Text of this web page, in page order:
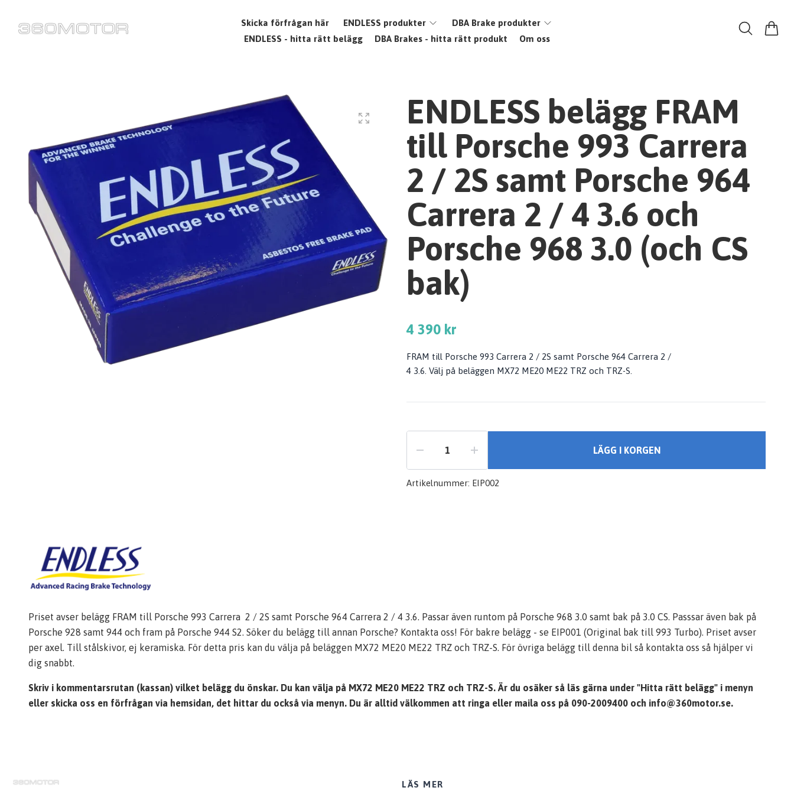
Skicka förfrågan här ENDLESS produkter
DBA Brake produkter
ENDLESS - hitta rätt belägg
DBA Brakes - hitta rätt produkt Om oss
ENDLESS belägg FRAM
till Porsche 993 Carrera
2 / 2S samt Porsche 964
Carrera 2 / 4 3.6 och
Porsche 968 3.0 (och CS
bak)
4 390 kr
FRAM till Porsche 993 Carrera 2 / 2S samt Porsche 964 Carrera 2 /
4 3.6. Välj på beläggen MX72 ME20 ME22 TRZ och TRZ-S.
LÄGG I KORGEN
Artikelnummer: EIP002
Priset avser belägg FRAM till Porsche 993 Carrera 2 / 2S samt Porsche 964 Carrera 2 / 4 3.6. Passar även runtom på Porsche 968 3.0 samt bak på 3.0 CS. Passsar även bak på
Porsche 928 samt 944 och fram på Porsche 944 S2. Söker du belägg till annan Porsche? Kontakta oss! För bakre belägg - se EIP001 (Original bak till 993 Turbo). Priset avser
per axel. Till stålskivor, ej keramiska. För detta pris kan du välja på beläggen MX72 ME20 ME22 TRZ och TRZ-S. För övriga belägg till denna bil så kontakta oss så hjälper vi
dig snabbt.
Skriv i kommentarsrutan (kassan) vilket belägg du önskar. Du kan välja på MX72 ME20 ME22 TRZ och TRZ-S. Är du osäker så läs gärna under "Hitta rätt belägg" i menyn
eller skicka oss en förfrågan via hemsidan, det hittar du också via menyn. Du är alltid välkommen att ringa eller maila oss på 090-2009400 och info@360motor.se.
LÄS MER